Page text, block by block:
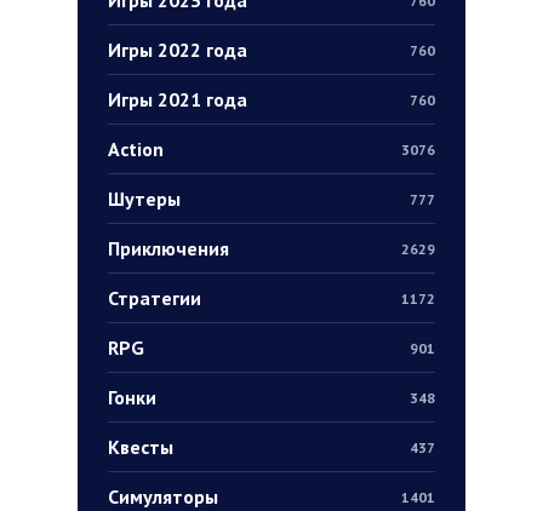
Игры 2022 года 760
Игры 2021 года 760
Action 3076
Шутеры 777
Приключения 2629
Стратегии 1172
RPG 901
Гонки 348
Квесты 437
Симуляторы 1401